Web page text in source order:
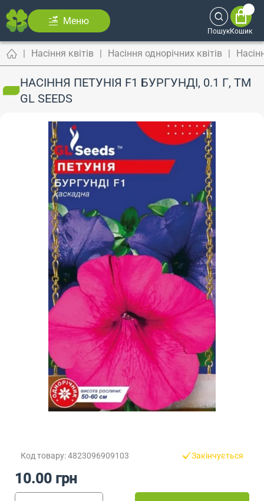
Меню
ПошукКошик
Насіння квітів Насіння однорічних квітів
НАСІННЯ ПЕТУНІЯ F1 БУРГУНДІ, 0.1 Г, ТМ
GL SEEDS
Код товару: 4823096909103 Закінчується
10.00 грн